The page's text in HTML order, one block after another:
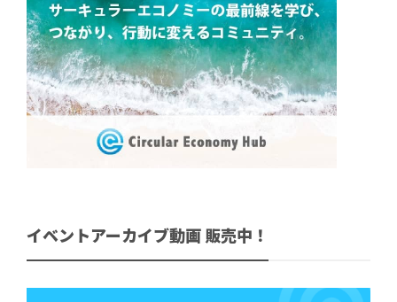
イベントアーカイブ動画 販売中！